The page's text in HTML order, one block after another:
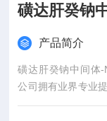
磺达肝癸钠
产品简介
磺达肝癸钠中间体-
公司拥有业界专业
使用中如出现实际